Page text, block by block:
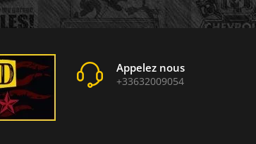
Appelez nous
+33632009054